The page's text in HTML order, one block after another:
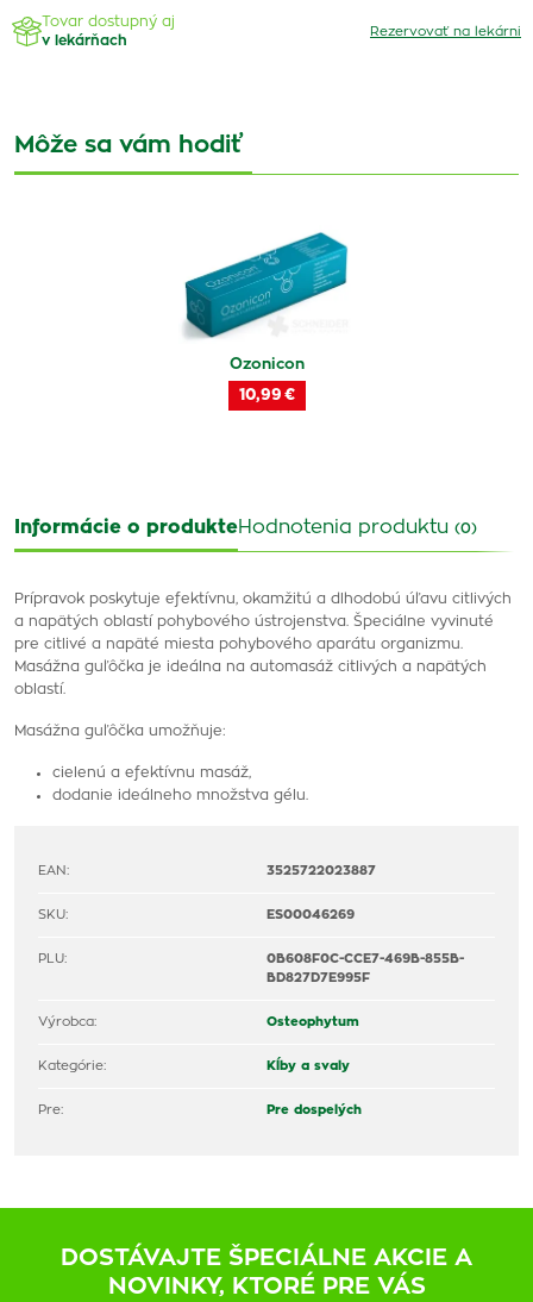
Tovar dostupný aj
v lekárňach
Rezervovať na lekárni
Môže sa vám hodiť
Ozonicon
10,99 €
Informácie o produkteHodnotenia produktu (0)
Prípravok poskytuje efektívnu, okamžitú a dlhodobú úľavu citlivých
a napätých oblastí pohybového ústrojenstva. Špeciálne vyvinuté
pre citlivé a napäté miesta pohybového aparátu organizmu.
Masážna guľôčka je ideálna na automasáž citlivých a napätých
oblastí.
Masážna guľôčka umožňuje:
cielenú a efektívnu masáž,
dodanie ideálneho množstva gélu.
EAN: 3525722023887
SKU: ES00046269
PLU:
0B608F0C-CCE7-469B-855B-
BD827D7E995F
Výrobca: Osteophytum
Kategórie: Kĺby a svaly
Pre: Pre dospelých
DOSTÁVAJTE ŠPECIÁLNE AKCIE A
NOVINKY, KTORÉ PRE VÁS